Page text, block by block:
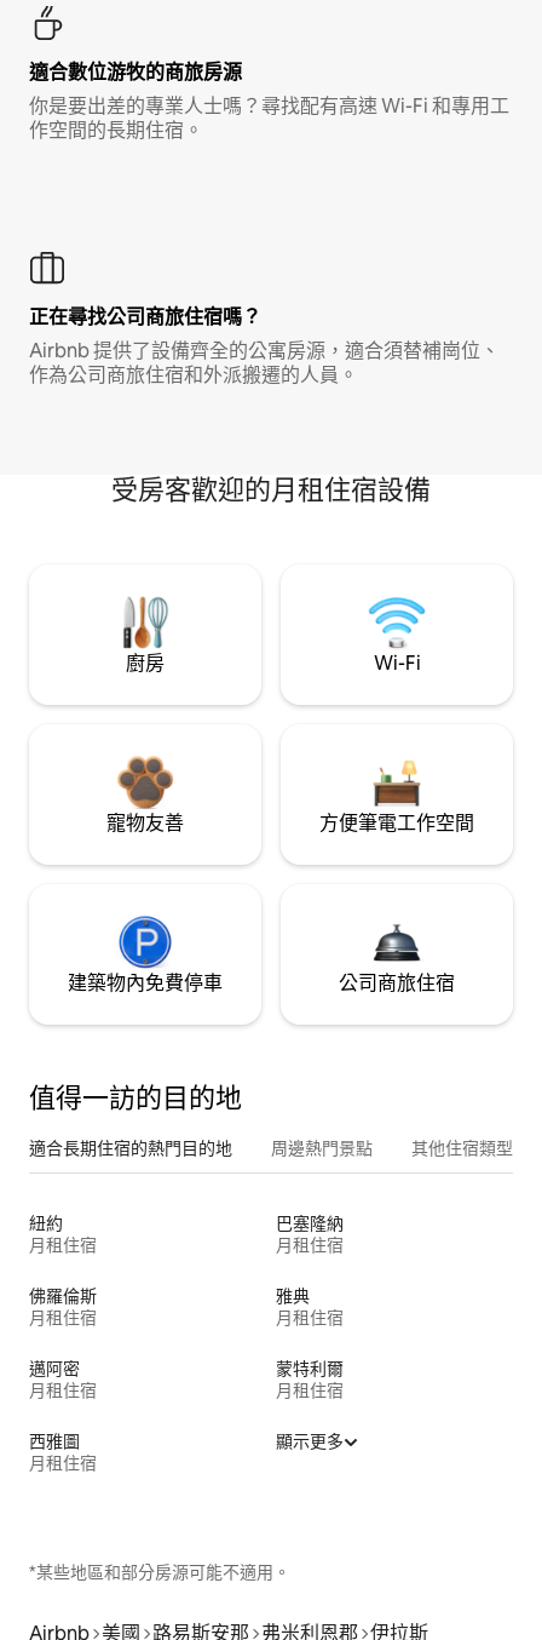
適合數位游牧的商旅房源
你是要出差的專業人士嗎？尋找配有高速 Wi-Fi 和專用工
作空間的長期住宿。
正在尋找公司商旅住宿嗎？
Airbnb 提供了設備齊全的公寓房源，適合須替補崗位、
作為公司商旅住宿和外派搬遷的人員。
受房客歡迎的月租住宿設備
廚房 Wi-Fi
寵物友善 方便筆電工作空間
建築物內免費停車 公司商旅住宿
值得一訪的目的地
適合長期住宿的熱門目的地 周邊熱門景點 其他住宿類型
紐約
月租住宿
巴塞隆納
月租住宿
佛羅倫斯
月租住宿
雅典
月租住宿
邁阿密
月租住宿
蒙特利爾
月租住宿
西雅圖
月租住宿
顯示更多
*某些地區和部分房源可能不適用。
Airbnb 美國 路易斯安那 弗米利恩郡 伊拉斯